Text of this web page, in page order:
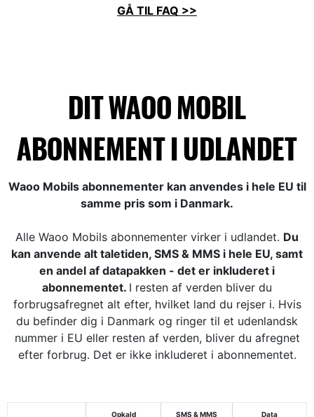
GÅ TIL FAQ >>
DIT WAOO MOBIL
ABONNEMENT I UDLANDET
Waoo Mobils abonnementer kan anvendes i hele EU til
samme pris som i Danmark.
Alle Waoo Mobils abonnementer virker i udlandet. Du
kan anvende alt taletiden, SMS & MMS i hele EU, samt
en andel af datapakken - det er inkluderet i
abonnementet. I resten af verden bliver du
forbrugsafregnet alt efter, hvilket land du rejser i. Hvis
du befinder dig i Danmark og ringer til et udenlandsk
nummer i EU eller resten af verden, bliver du afregnet
efter forbrug. Det er ikke inkluderet i abonnementet.
Opkald SMS & MMS Data